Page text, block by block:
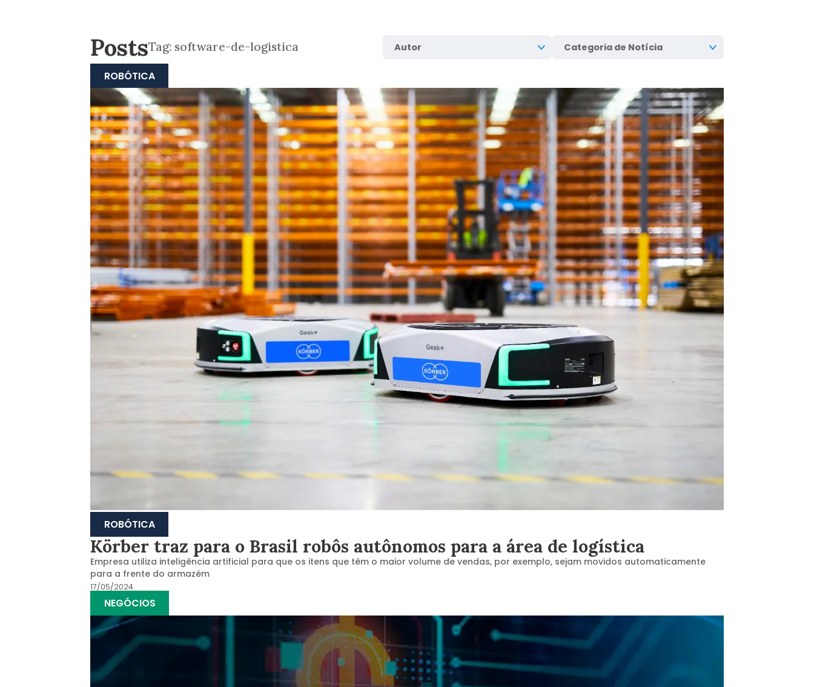
PostsTag: software-de-logistica
ROBÓTICA
ROBÓTICA
Körber traz para o Brasil robôs autônomos para a área de logística
Empresa utiliza inteligência artificial para que os itens que têm o maior volume de vendas, por exemplo, sejam movidos automaticamente
para a frente do armazém
17/05/2024
NEGÓCIOS